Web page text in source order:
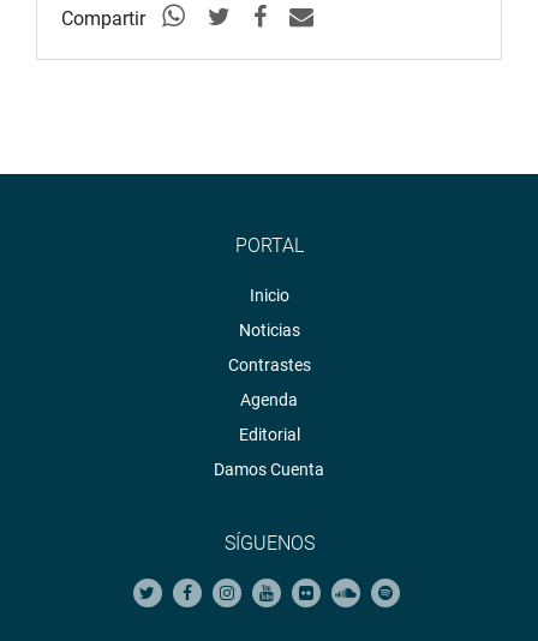
Compartir
PORTAL
Inicio
Noticias
Contrastes
Agenda
Editorial
Damos Cuenta
SÍGUENOS